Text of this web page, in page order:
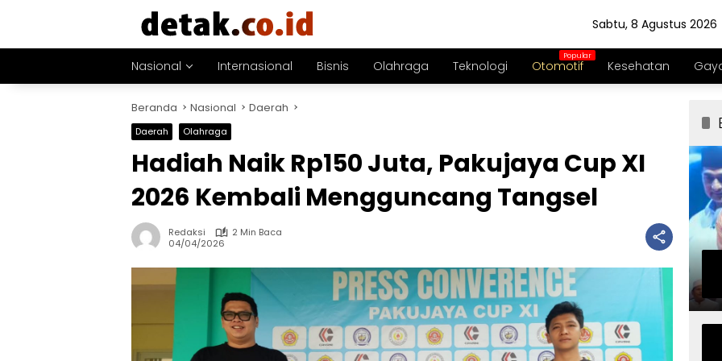
Sabtu, 8 Agustus 2026
Nasional Internasional Bisnis Olahraga Teknologi Otomotif Kesehatan
Beranda Nasional Daerah
Daerah Olahraga
Hadiah Naik Rp150 Juta, Pakujaya Cup XI
2026 Kembali Mengguncang Tangsel
Redaksi
2 Min Baca
04/04/2026